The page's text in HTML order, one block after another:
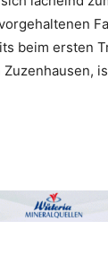
beim ersten